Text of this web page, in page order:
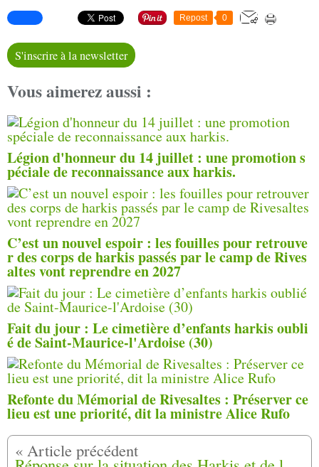
Repost 0
S'inscrire à la newsletter
Vous aimerez aussi :
Légion d'honneur du 14 juillet : une promotion s
péciale de reconnaissance aux harkis.
C’est un nouvel espoir : les fouilles pour retrouve
r des corps de harkis passés par le camp de Rives
altes vont reprendre en 2027
Fait du jour : Le cimetière d’enfants harkis oubli
é de Saint-Maurice-l'Ardoise (30)
Refonte du Mémorial de Rivesaltes : Préserver ce
lieu est une priorité, dit la ministre Alice Rufo